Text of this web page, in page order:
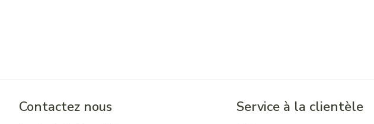
Contactez nous Service à la clientèle